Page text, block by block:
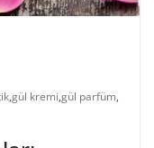
,gül kremi,gül parfüm,